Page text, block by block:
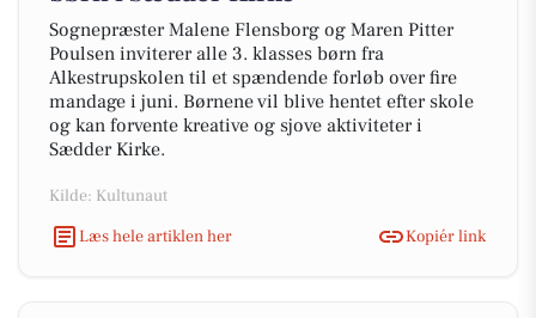
Sognepræster Malene Flensborg og Maren Pitter
Poulsen inviterer alle 3. klasses børn fra
Alkestrupskolen til et spændende forløb over fire
mandage i juni. Børnene vil blive hentet efter skole
og kan forvente kreative og sjove aktiviteter i
Sædder Kirke.
Kilde: Kultunaut
Læs hele artiklen her
Kopiér link